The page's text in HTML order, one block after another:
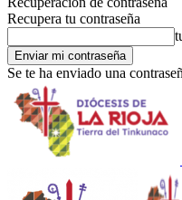
Recupera tu contraseña
Se te ha enviado una